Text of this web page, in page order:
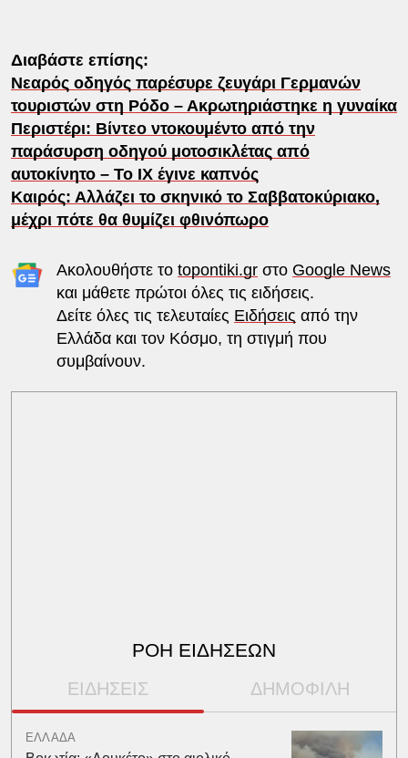
Διαβάστε επίσης:
Νεαρός οδηγός παρέσυρε ζευγάρι Γερμανών
τουριστών στη Ρόδο – Ακρωτηριάστηκε η γυναίκα
Περιστέρι: Βίντεο ντοκουμέντο από την
παράσυρση οδηγού μοτοσικλέτας από
αυτοκίνητο – Το ΙΧ έγινε καπνός
Καιρός: Αλλάζει το σκηνικό το Σαββατοκύριακο,
μέχρι πότε θα θυμίζει φθινόπωρο
Ακολουθήστε το topontiki.grστο Google News
και μάθετε πρώτοι όλες τις ειδήσεις.
Δείτε όλες τις τελευταίες Ειδήσεις από την
Ελλάδα και τον Κόσμο, τη στιγμή που
συμβαίνουν.
ΡΟΗ ΕΙΔΗΣΕΩΝ
ΕΙΔΗΣΕΙΣ ΔΗΜΟΦΙΛΗ
ΕΛΛΑΔΑ